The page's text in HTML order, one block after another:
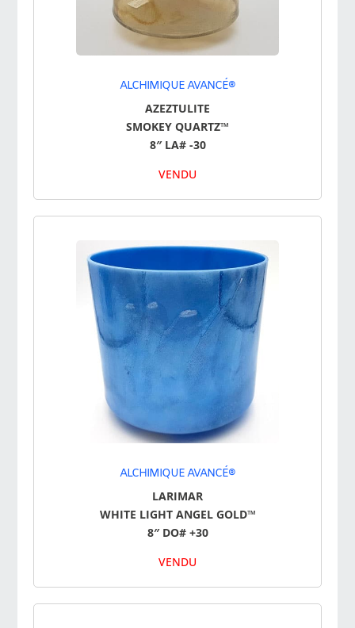
ALCHIMIQUE AVANCÉ®
AZEZTULITE
SMOKEY QUARTZ™
8″ LA# -30
VENDU
ALCHIMIQUE AVANCÉ®
LARIMAR
WHITE LIGHT ANGEL GOLD™
8″ DO# +30
VENDU